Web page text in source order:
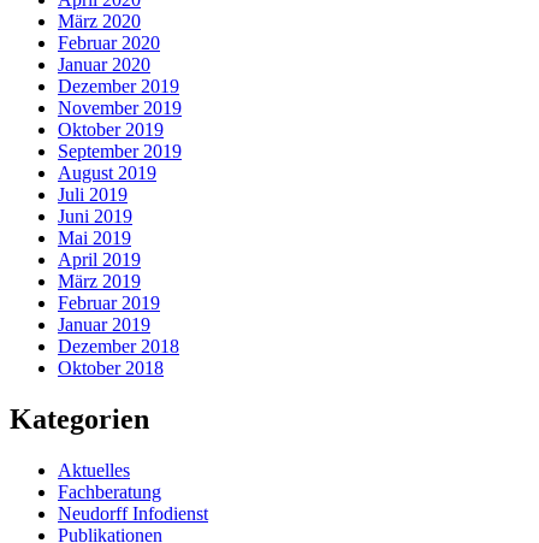
März 2020
Februar 2020
Januar 2020
Dezember 2019
November 2019
Oktober 2019
September 2019
August 2019
Juli 2019
Juni 2019
Mai 2019
April 2019
März 2019
Februar 2019
Januar 2019
Dezember 2018
Oktober 2018
Kategorien
Aktuelles
Fachberatung
Neudorff Infodienst
Publikationen